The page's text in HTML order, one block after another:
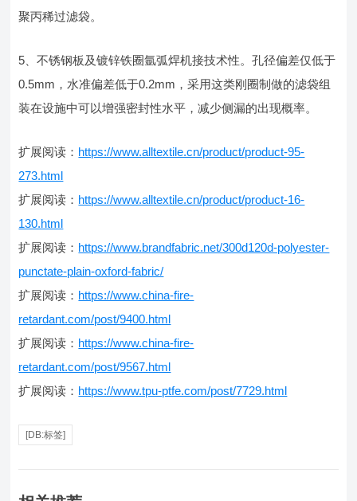
聚丙稀过滤袋。
5、不锈钢板及镀锌铁圈氩弧焊机接技术性。孔径偏差仅低于
0.5mm，水准偏差低于0.2mm，采用这类刚圈制做的滤袋组
装在设施中可以增强密封性水平，减少侧漏的出现概率。
扩展阅读： https://www.alltextile.cn/product/product-95-
273.html
扩展阅读： https://www.alltextile.cn/product/product-16-
130.html
扩展阅读： https://www.brandfabric.net/300d120d-polyester-
punctate-plain-oxford-fabric/
扩展阅读： https://www.china-fire-
retardant.com/post/9400.html
扩展阅读： https://www.china-fire-
retardant.com/post/9567.html
扩展阅读： https://www.tpu-ptfe.com/post/7729.html
[DB:标签]